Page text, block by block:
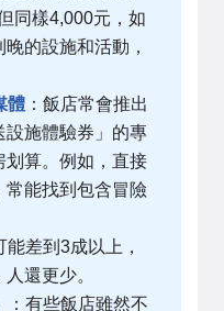
同樣4,000元，如
的設施和活動，
體 ：飯店常會推出
設施體驗券」的專
划算。例如，直接
常能找到包含冒險
能差到3成以上，
還更少。
：有些飯店雖然不